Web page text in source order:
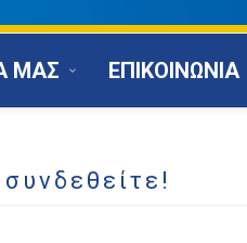
ΜΑΣ ΕΠΙΚΟΙΝΩΝΙΑ